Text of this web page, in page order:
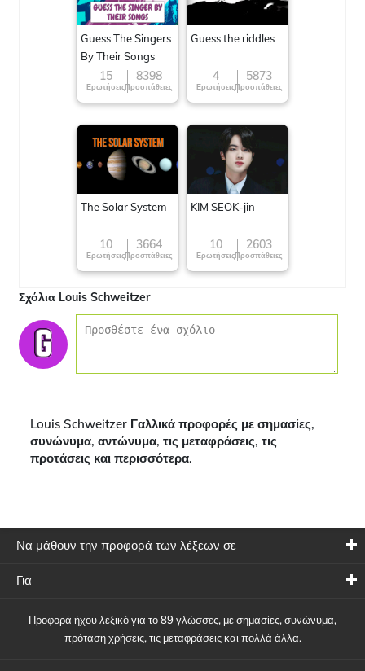
Guess The Singers
By Their Songs
15
Ερωτήσεις
8398
Προσπάθειες
Guess the riddles
4
Ερωτήσεις
5873
Προσπάθειες
The Solar System
10
Ερωτήσεις
3664
Προσπάθειες
KIM SEOK-jin
10
Ερωτήσεις
2603
Προσπάθειες
Σχόλια Louis Schweitzer
Louis Schweitzer Γαλλικά προφορές με σημασίες,
συνώνυμα, αντώνυμα, τις μεταφράσεις, τις
προτάσεις και περισσότερα.
Να μάθουν την προφορά των λέξεων σε
Για
Προφορά ήχου λεξικό για το 89 γλώσσες, με σημασίες, συνώνυμα,
πρόταση χρήσεις, τις μεταφράσεις και πολλά άλλα.